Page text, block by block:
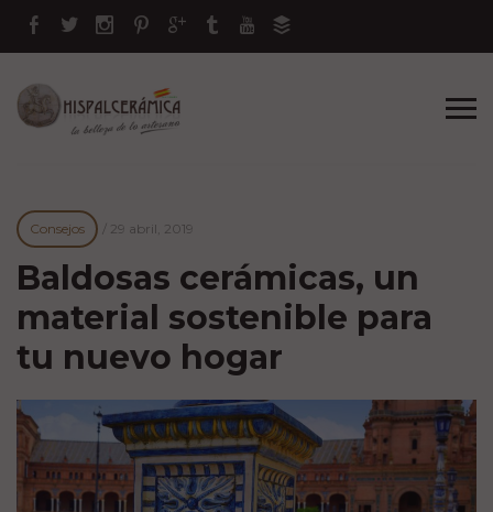
Consejos / 29 abril, 2019
Baldosas cerámicas, un
material sostenible para
tu nuevo hogar